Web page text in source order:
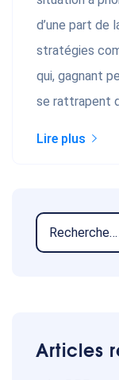
d’une part de
stratégies
qui, gagnant
se rattrapent
Lire plus
Articles